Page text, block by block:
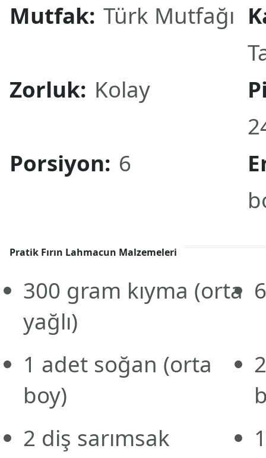
Mutfak: Türk Mutfağı
Zorluk: Kolay
Porsiyon: 6
Pratik Fırın Lahmacun Malzemeleri
300 gram kıyma (orta
yağlı)
1 adetsoğan (orta
boy)
2 diş sarımsak